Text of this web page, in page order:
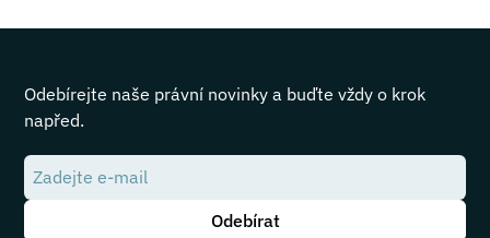
Odebírejte naše právní novinky a buďte vždy o krok
napřed.